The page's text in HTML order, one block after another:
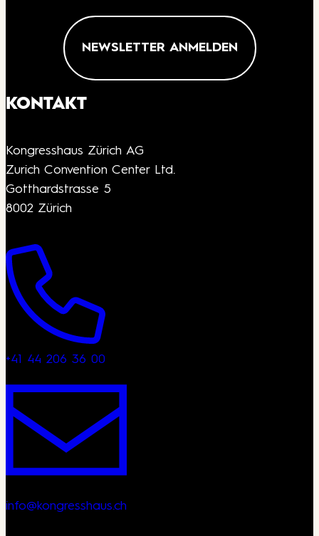
NEWSLETTER ANMELDEN
KONTAKT
Kongresshaus Zürich AG
Zurich Convention Center Ltd.
Gotthardstrasse 5
8002 Zürich
+41 44 206 36 00
info@kongresshaus.ch